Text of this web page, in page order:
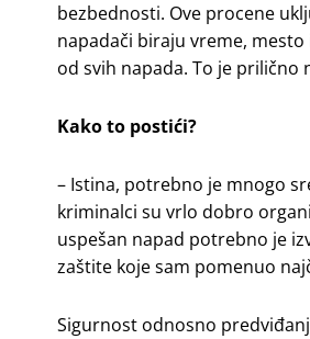
bezbednosti. Ove procene
napadači biraju vreme,
od svih napada. To je prilično
Kako to postići?
– Istina, potrebno je mnogo
kriminalci su vrlo dobro
uspešan napad potrebno je
zaštite koje sam pomenuo
Sigurnost odnosno